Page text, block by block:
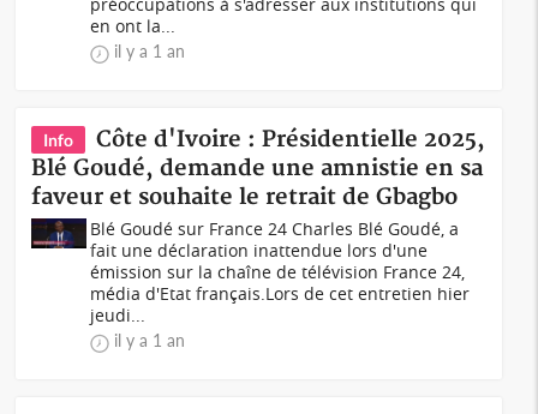
en ont la...
il y a 1 an
Info
Côte d'Ivoire : Présidentielle 2025,
Blé Goudé, demande une amnistie en sa
faveur et souhaite le retrait de Gbagbo
Blé Goudé sur France 24 Charles Blé Goudé, a
fait une déclaration inattendue lors d'une
émission sur la chaîne de télévision France 24,
média d'Etat français.Lors de cet entretien hier
jeudi...
il y a 1 an